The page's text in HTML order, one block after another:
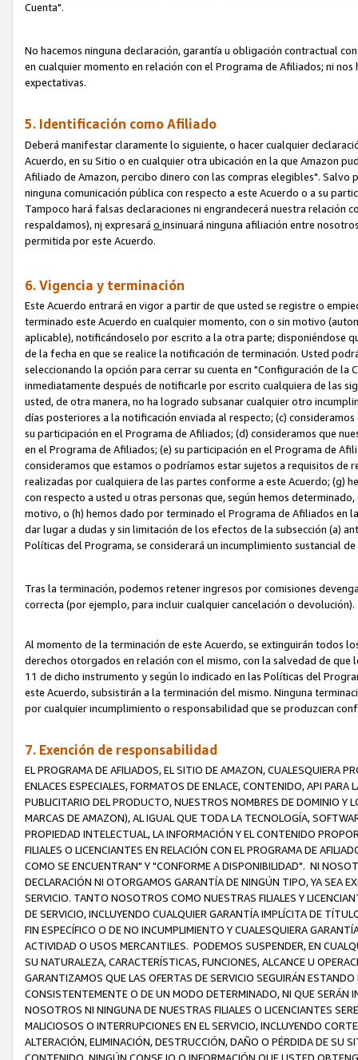
Cuenta".
No hacemos ninguna declaración, garantía u obligación contractual
en cualquier momento en relación con el Programa de Afiliados; ni
expectativas.
5. Identificación como Afiliado
Deberá manifestar claramente lo siguiente, o hacer cualquier
Acuerdo, en su Sitio o en cualquier otra ubicación en la que Amazon
Afiliado de Amazon, percibo dinero con las compras elegibles". Salvo
ninguna comunicación pública con respecto a este Acuerdo o a su
Tampoco hará falsas declaraciones ni engrandecerá nuestra relación
respaldamos), ni expresará o insinuará ninguna afiliación entre
permitida por este Acuerdo.
6. Vigencia y terminación
Este Acuerdo entrará en vigor a partir de que usted se registre o
terminado este Acuerdo en cualquier momento, con o sin motivo
aplicable), notificándoselo por escrito a la otra parte; disponiéndose
de la fecha en que se realice la notificación de terminación. Usted
seleccionando la opción para cerrar su cuenta en "Configuración de
inmediatamente después de notificarle por escrito cualquiera de las
usted, de otra manera, no ha logrado subsanar cualquier otro
días posteriores a la notificación enviada al respecto; (c)
su participación en el Programa de Afiliados; (d) consideramos que
en el Programa de Afiliados; (e) su participación en el Programa de
consideramos que estamos o podríamos estar sujetos a requisitos de
realizadas por cualquiera de las partes conforme a este Acuerdo; (g)
con respecto a usted u otras personas que, según hemos
motivo, o (h) hemos dado por terminado el Programa de Afiliados en
dar lugar a dudas y sin limitación de los efectos de la subsección (a)
Políticas del Programa, se considerará un incumplimiento sustancial
Tras la terminación, podemos retener ingresos por comisiones
correcta (por ejemplo, para incluir cualquier cancelación o devolución).
Al momento de la terminación de este Acuerdo, se extinguirán todos
derechos otorgados en relación con el mismo, con la salvedad de
11 de dicho instrumento y según lo indicado en las Políticas del
este Acuerdo, subsistirán a la terminación del mismo. Ninguna
por cualquier incumplimiento o responsabilidad que se produzcan
7. Exención de responsabilidad
EL PROGRAMA DE AFILIADOS, EL SITIO DE AMAZON, CUALESQUIERA
ENLACES ESPECIALES, FORMATOS DE ENLACE, CONTENIDO, API
PUBLICITARIO DEL PRODUCTO, NUESTROS NOMBRES DE DOMINIO Y
MARCAS DE AMAZON), AL IGUAL QUE TODA LA TECNOLOGÍA,
PROPIEDAD INTELECTUAL, LA INFORMACIÓN Y EL CONTENIDO
FILIALES O LICENCIANTES EN RELACIÓN CON EL PROGRAMA DE
COMO SE ENCUENTRAN" Y "CONFORME A DISPONIBILIDAD". NI
DECLARACIÓN NI OTORGAMOS GARANTÍA DE NINGÚN TIPO, YA SEA
SERVICIO. TANTO NOSOTROS COMO NUESTRAS FILIALES Y
DE SERVICIO, INCLUYENDO CUALQUIER GARANTÍA IMPLÍCITA DE
FIN ESPECÍFICO O DE NO INCUMPLIMIENTO Y CUALESQUIERA
ACTIVIDAD O USOS MERCANTILES. PODEMOS SUSPENDER, EN
SU NATURALEZA, CARACTERÍSTICAS, FUNCIONES, ALCANCE U
GARANTIZAMOS QUE LAS OFERTAS DE SERVICIO SEGUIRÁN
CONSISTENTEMENTE O DE UN MODO DETERMINADO, NI QUE SERÁN
NOSOTROS NI NINGUNA DE NUESTRAS FILIALES O LICENCIANTES
MALICIOSOS O INTERRUPCIONES EN EL SERVICIO, INCLUYENDO
ALTERACIÓN, ELIMINACIÓN, DESTRUCCIÓN, DAÑO O PÉRDIDA DE SU